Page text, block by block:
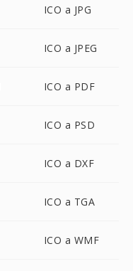
ICO a JPG
ICO a JPEG
ICO a PDF
ICO a PSD
ICO a DXF
ICO a TGA
ICO a WMF